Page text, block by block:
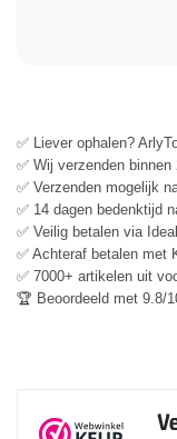
✅ Liever ophalen?
✅ Wij verzenden binnen
✅ Verzenden mogelijk
✅ 14 dagen bedenktijd
✅ Veilig betalen via
✅ Achteraf betalen met
✅ 7000+ artikelen uit
🏆 Beoordeeld met 9.8/